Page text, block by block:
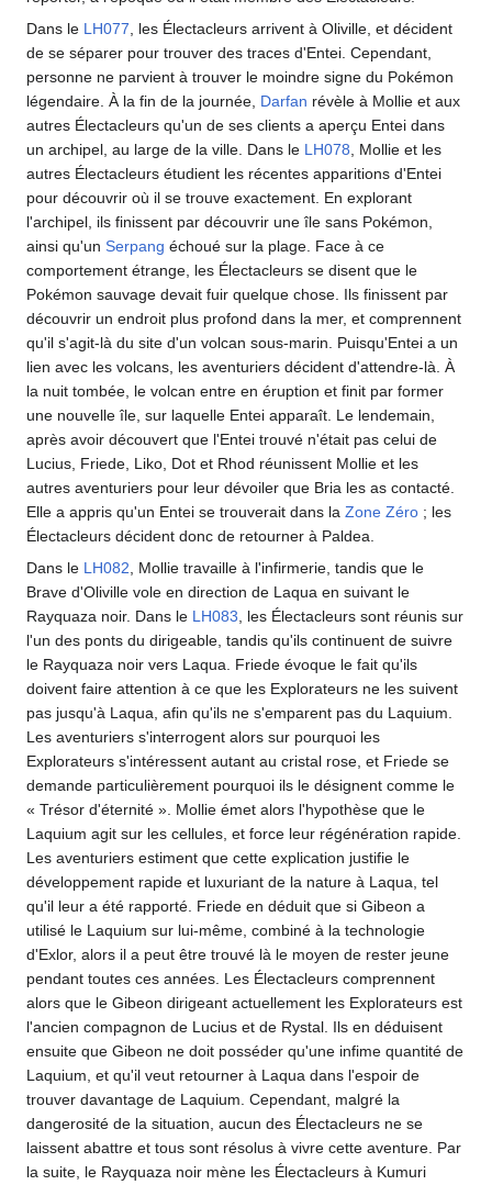
Dans le LH077, les Électacleurs arrivent à Oliville, et décident
de se séparer pour trouver des traces d'Entei. Cependant,
personne ne parvient à trouver le moindre signe du Pokémon
légendaire. À la fin de la journée, Darfan révèle à Mollie et aux
autres Électacleurs qu'un de ses clients a aperçu Entei dans
un archipel, au large de la ville. Dans le LH078, Mollie et les
autres Électacleurs étudient les récentes apparitions d'Entei
pour découvrir où il se trouve exactement. En explorant
l'archipel, ils finissent par découvrir une île sans Pokémon,
ainsi qu'un Serpang échoué sur la plage. Face à ce
comportement étrange, les Électacleurs se disent que le
Pokémon sauvage devait fuir quelque chose. Ils finissent par
découvrir un endroit plus profond dans la mer, et comprennent
qu'il s'agit-là du site d'un volcan sous-marin. Puisqu'Entei a un
lien avec les volcans, les aventuriers décident d'attendre-là. À
la nuit tombée, le volcan entre en éruption et finit par former
une nouvelle île, sur laquelle Entei apparaît. Le lendemain,
après avoir découvert que l'Entei trouvé n'était pas celui de
Lucius, Friede, Liko, Dot et Rhod réunissent Mollie et les
autres aventuriers pour leur dévoiler que Bria les as contacté.
Elle a appris qu'un Entei se trouverait dans la Zone Zéro ; les
Électacleurs décident donc de retourner à Paldea.
Dans le LH082, Mollie travaille à l'infirmerie, tandis que le
Brave d'Oliville vole en direction de Laqua en suivant le
Rayquaza noir. Dans le LH083, les Électacleurs sont réunis sur
l'un des ponts du dirigeable, tandis qu'ils continuent de suivre
le Rayquaza noir vers Laqua. Friede évoque le fait qu'ils
doivent faire attention à ce que les Explorateurs ne les suivent
pas jusqu'à Laqua, afin qu'ils ne s'emparent pas du Laquium.
Les aventuriers s'interrogent alors sur pourquoi les
Explorateurs s'intéressent autant au cristal rose, et Friede se
demande particulièrement pourquoi ils le désignent comme le
« Trésor d'éternité ». Mollie émet alors l'hypothèse que le
Laquium agit sur les cellules, et force leur régénération rapide.
Les aventuriers estiment que cette explication justifie le
développement rapide et luxuriant de la nature à Laqua, tel
qu'il leur a été rapporté. Friede en déduit que si Gibeon a
utilisé le Laquium sur lui-même, combiné à la technologie
d'Exlor, alors il a peut être trouvé là le moyen de rester jeune
pendant toutes ces années. Les Électacleurs comprennent
alors que le Gibeon dirigeant actuellement les Explorateurs est
l'ancien compagnon de Lucius et de Rystal. Ils en déduisent
ensuite que Gibeon ne doit posséder qu'une infime quantité de
Laquium, et qu'il veut retourner à Laqua dans l'espoir de
trouver davantage de Laquium. Cependant, malgré la
dangerosité de la situation, aucun des Électacleurs ne se
laissent abattre et tous sont résolus à vivre cette aventure. Par
la suite, le Rayquaza noir mène les Électacleurs à Kumuri